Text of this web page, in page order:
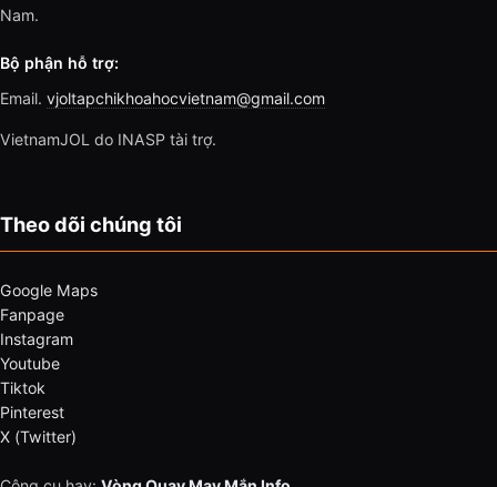
Nam.
Bộ phận hỗ trợ:
Email. vjoltapchikhoahocvietnam@gmail.com
VietnamJOL do INASP tài trợ.
Theo dõi chúng tôi
Google Maps
Fanpage
Instagram
Youtube
Tiktok
Pinterest
X (Twitter)